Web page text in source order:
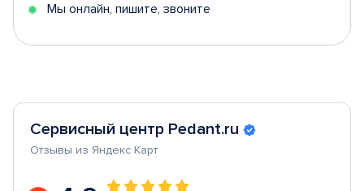
Мы онлайн, пишите, звоните
Сервисный центр Pedant.ru
Отзывы из Яндекс Карт